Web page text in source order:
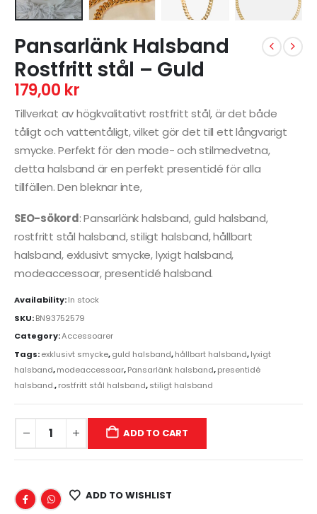
Pansarlänk Halsband
Rostfritt stål – Guld
179,00 kr
Tillverkat av högkvalitativt rostfritt stål, är det både
tåligt och vattentåligt, vilket gör det till ett långvarigt
smycke. Perfekt för den mode- och stilmedvetna,
detta halsband är en perfekt presentidé för alla
tillfällen. Den bleknar inte,
SEO-sökord: Pansarlänk halsband, guld halsband,
rostfritt stål halsband, stiligt halsband, hållbart
halsband, exklusivt smycke, lyxigt halsband,
modeaccessoar, presentidé halsband.
Availability:In stock
SKU:BN93752579
Category:Accessoarer
Tags:exklusivt smycke,guld halsband,hållbart halsband,lyxigt
halsband,modeaccessoar,Pansarlänk halsband,presentidé
halsband.,rostfritt stål halsband,stiligt halsband
ADD TO CART
ADD TO WISHLIST